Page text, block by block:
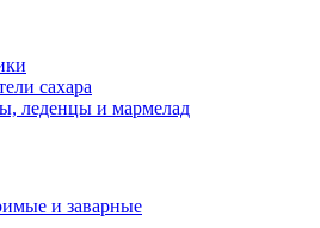
сахара
леденцы и мармелад
и заварные